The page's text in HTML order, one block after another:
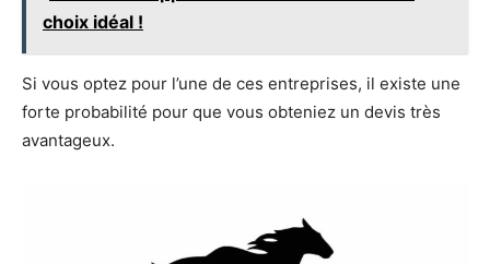
choix idéal !
Si vous optez pour l’une de ces entreprises, il existe une
forte probabilité pour que vous obteniez un devis très
avantageux.